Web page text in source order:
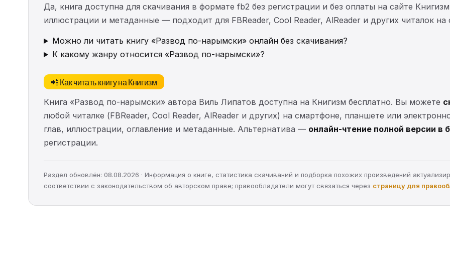
Да, книга доступна для скачивания в формате fb2 без регистрации и без оплаты на сайте
иллюстрации и метаданные — подходит для FBReader, Cool Reader, AlReader и других читалок
Можно ли читать книгу «Развод по-нарымски» онлайн без скачивания?
К какому жанру относится «Развод по-нарымски»?
📲 Как читать книгу на Книгизм
Книга «Развод по-нарымски» автора Виль Липатов доступна на Книгизм бесплатно. Вы можете
любой читалке (FBReader, Cool Reader, AlReader и других) на смартфоне, планшете или
глав, иллюстрации, оглавление и метаданные. Альтернатива — онлайн-чтение полной версии в
регистрации.
Раздел обновлён: 08.08.2026 · Информация о книге, статистика скачиваний и подборка похожих произведений
соответствии с законодательством об авторском праве; правообладатели могут связаться через страницу для